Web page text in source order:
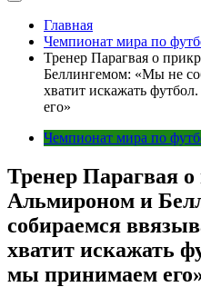
Главная
Чемпионат мира по
Тренер Парагвая о
Беллингемом: «Мы не
хватит искажать
его»
Чемпионат мира по
Тренер Парагвая
Альмироном и
собираемся
хватит искажать
мы принимаем